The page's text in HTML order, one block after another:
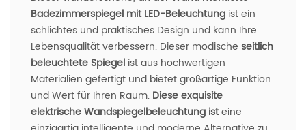
Badezimmerspiegel mit LED-Beleuchtung ist ein
schlichtes und praktisches Design und kann Ihre
Lebensqualität verbessern. Dieser modische seitlich
beleuchtete Spiegel ist aus hochwertigen
Materialien gefertigt und bietet großartige Funktion
und Wert für Ihren Raum. Diese exquisite
elektrische Wandspiegelbeleuchtung isteine